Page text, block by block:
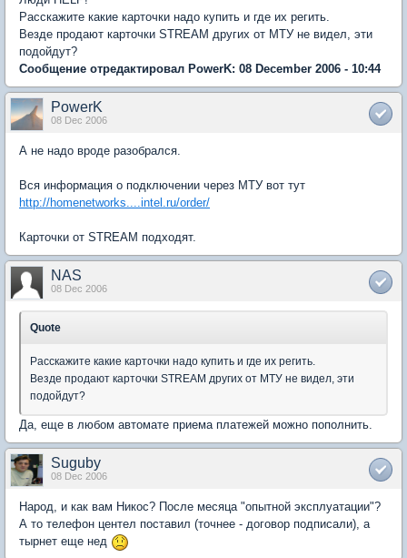
Расскажите какие карточки надо купить и где их регить.
Везде продают карточки STREAM других от МТУ не видел, эти
подойдут?
Сообщение отредактировал PowerK: 08 December 2006 - 10:44
PowerK
08 Dec 2006
А не надо вроде разобрался.
Вся информация о подключении через МТУ вот тут
http://homenetworks....intel.ru/order/
Карточки от STREAM подходят.
NAS
08 Dec 2006
Quote
Расскажите какие карточки надо купить и где их регить.
Везде продают карточки STREAM других от МТУ не видел, эти
подойдут?
Да, еще в любом автомате приема платежей можно пополнить.
Suguby
08 Dec 2006
Народ, и как вам Никос? После месяца "опытной эксплуатации"?
А то телефон центел поставил (точнее - договор подписали), а
тырнет еще нед